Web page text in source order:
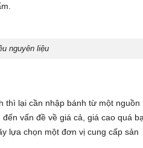
nguyên liệu
thì lại cần nhập bánh từ một nguồn
vấn đề về giá cả, giá cao quá
lựa chọn một đơn vị cung cấp sản